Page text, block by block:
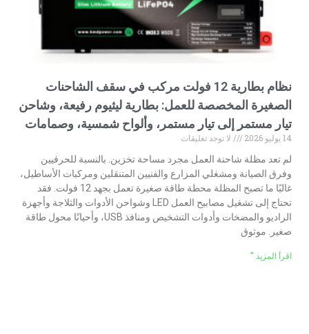
نظام بطارية 12 فولت مركب في سقف الشاحنات
الصغيرة المخصصة للعمل: بطارية ليثيوم رفيعة، وشاحن
تيار مستمر إلى تيار مستمر، وألواح شمسية، وصمامات
14 يوليو 2026
لا توجد تعليقات
لم تعد مظلة شاحنة العمل مجرد مساحة تخزين. بالنسبة للحرفيين
وفرق الصيانة ومشغلي المزارع والفنيين المتنقلين ومركبات الأساطيل،
غالبًا ما تصبح المظلة محطة طاقة صغيرة تعمل بجهد 12 فولت. فقد
تحتاج إلى تشغيل مصابيح العمل LED وشواحن الأدوات والثلاجة وأجهزة
الراديو والمضخات وأدوات التشخيص ومنافذ USB، وأحيانًا محول طاقة
صغير. موثوق
اقرأ المزيد "